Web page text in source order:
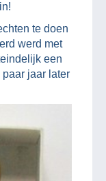
te doen
werd met
een
jaar later